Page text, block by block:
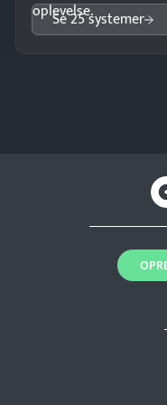
oplevelse.
Se 25 systemer